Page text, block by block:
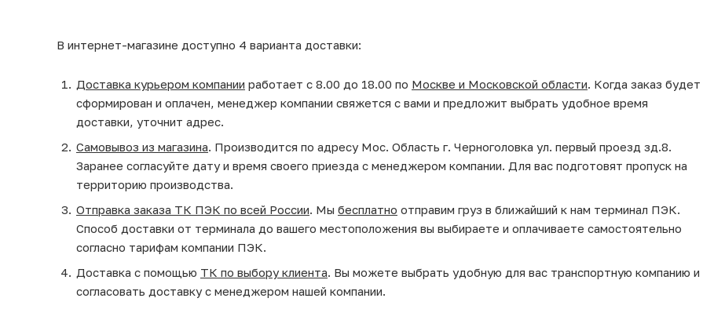
В интернет-магазине доступно 4 варианта доставки:
Доставка курьером компании работает с 8.00 до 18.00 по Москве и Московской области. Когда заказ будет
сформирован и оплачен, менеджер компании свяжется с вами и предложит выбрать удобное время
доставки, уточнит адрес.
Самовывоз из магазина. Производится по адресу Мос. Область г. Черноголовка ул. первый проезд зд.8.
Заранее согласуйте дату и время своего приезда с менеджером компании. Для вас подготовят пропуск на
территорию производства.
Отправка заказа ТК ПЭК по всей России. Мы бесплатно отправим груз в ближайший к нам терминал ПЭК.
Способ доставки от терминала до вашего местоположения вы выбираете и оплачиваете самостоятельно
согласно тарифам компании ПЭК.
Доставка с помощью ТК по выбору клиента. Вы можете выбрать удобную для вас транспортную компанию и
согласовать доставку с менеджером нашей компании.